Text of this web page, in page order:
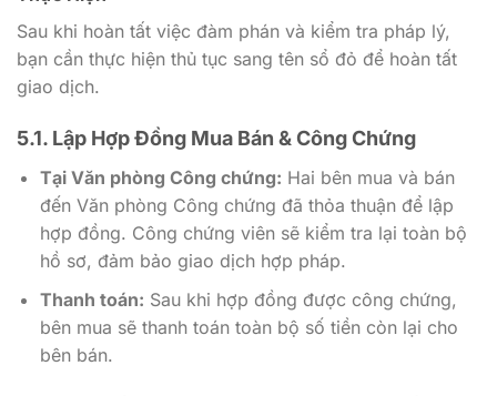
Sau khi hoàn tất việc đàm phán và kiểm tra pháp lý,
bạn cần thực hiện thủ tục sang tên sổ đỏ để hoàn tất
giao dịch.
5.1. Lập Hợp Đồng Mua Bán & Công Chứng
Tại Văn phòng Công chứng: Hai bên mua và bán
đến Văn phòng Công chứng đã thỏa thuận để lập
hợp đồng. Công chứng viên sẽ kiểm tra lại toàn bộ
hồ sơ, đảm bảo giao dịch hợp pháp.
Thanh toán: Sau khi hợp đồng được công chứng,
bên mua sẽ thanh toán toàn bộ số tiền còn lại cho
bên bán.